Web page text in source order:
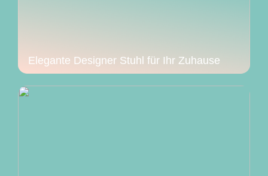
Elegante Designer Stuhl für Ihr Zuhause